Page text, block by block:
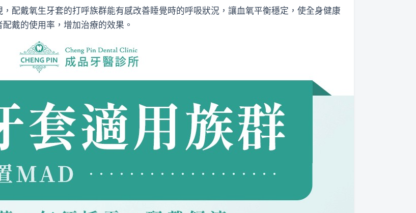
配戴氧生牙套的打呼族群能有感改善睡覺時的呼吸狀況，讓血氧平衡穩定，使全身健康
戴的使用率，增加治療的效果。